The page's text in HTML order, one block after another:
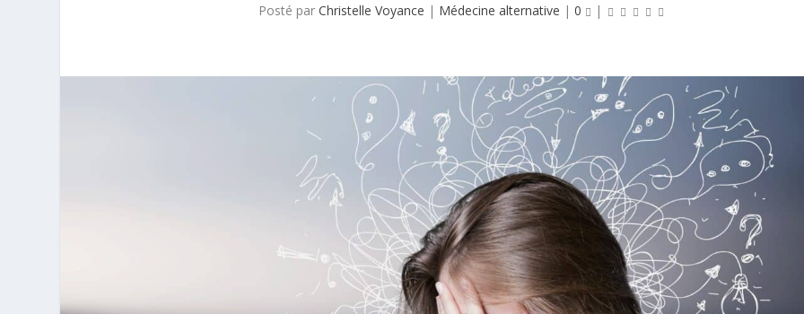
Posté parChristelle Voyance | Médecine alternative |0 |